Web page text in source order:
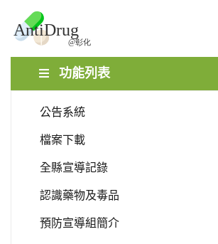
功能列表
公告系統
檔案下載
全縣宣導記錄
認識藥物及毒品
預防宣導組簡介